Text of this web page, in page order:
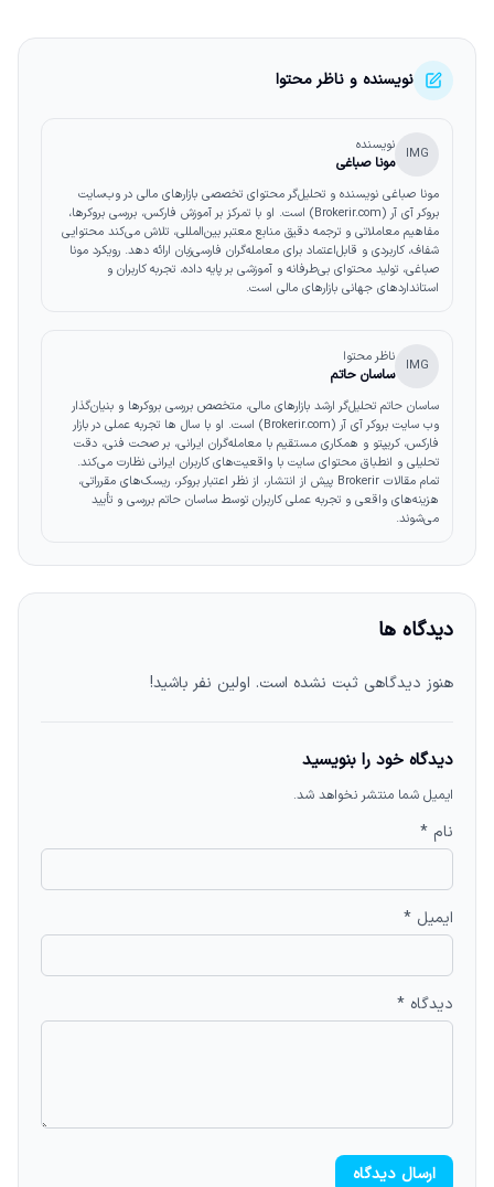
نویسنده و ناظر محتوا
IMG نویسنده
مونا صباغی
مونا صباغی نویسنده و تحلیل‌گر محتوای تخصصی بازارهای مالی در وب‌سایت
بروکر آی آر (Brokerir.com) است. او با تمرکز بر آموزش فارکس، بررسی بروکرها،
مفاهیم معاملاتی و ترجمه دقیق منابع معتبر بین‌المللی، تلاش می‌کند محتوایی
شفاف، کاربردی و قابل‌اعتماد برای معامله‌گران فارسی‌زبان ارائه دهد. رویکرد مونا
صباغی، تولید محتوای بی‌طرفانه و آموزشی بر پایه داده، تجربه کاربران و
استانداردهای جهانی بازارهای مالی است.
IMG ناظر محتوا
ساسان حاتم
ساسان حاتم تحلیل‌گر ارشد بازارهای مالی، متخصص بررسی بروکرها و بنیان‌گذار
وب‌ سایت بروکر آی آر (Brokerir.com) است. او با سال‌ ها تجربه عملی در بازار
فارکس، کریپتو و همکاری مستقیم با معامله‌گران ایرانی، بر صحت فنی، دقت
تحلیلی و انطباق محتوای سایت با واقعیت‌های کاربران ایرانی نظارت می‌کند.
تمام مقالات Brokerir پیش از انتشار، از نظر اعتبار بروکر، ریسک‌های مقرراتی،
هزینه‌های واقعی و تجربه عملی کاربران توسط ساسان حاتم بررسی و تأیید
می‌شوند.
دیدگاه ها
هنوز دیدگاهی ثبت نشده است. اولین نفر باشید!
دیدگاه خود را بنویسید
ایمیل شما منتشر نخواهد شد.
نام *
ایمیل *
دیدگاه *
ارسال دیدگاه